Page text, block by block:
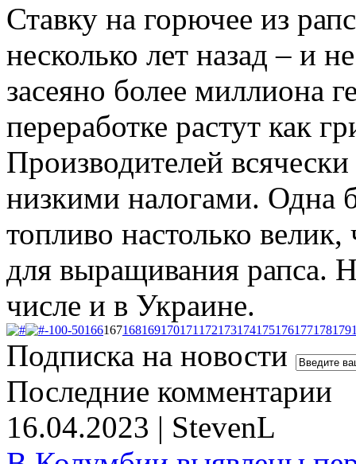
Ставку на горючее из
несколько лет назад – и
засеяно более миллиона
переработке растут как
Производителей
низкими налогами. Одна
топливо настолько
для выращивания рапса.
числе и в Украине.
-100-50166167168169170171 172173174175176177178179
Подписка на новости
Последние комментарии
16.04.2023 | StevenL